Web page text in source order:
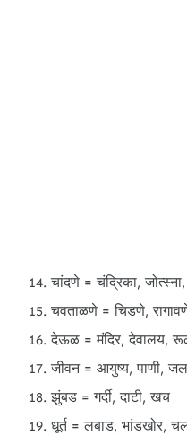
चांदणे = चंद्रिका,
चवताळणे = चिडणे,
देऊळ = मंदिर, देवालय,
जीवन = आयुष्य, पाणी, जल
झुंबड = गर्दी, दाटी, खच
धूर्त = लबाड, भांडखोर,